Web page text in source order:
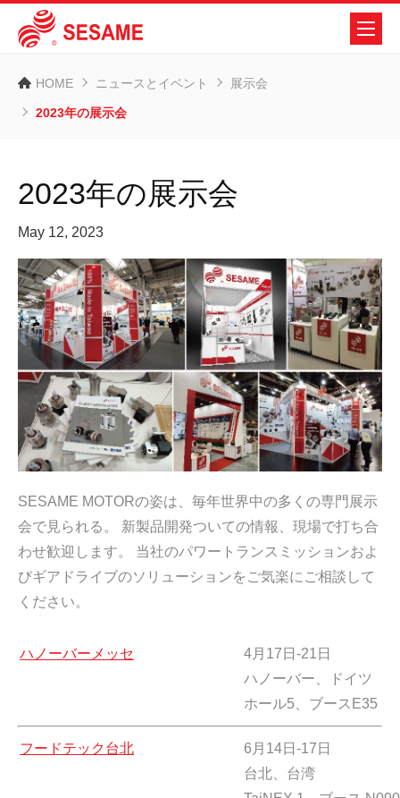
HOME ニュースとイベント 展示会
2023年の展示会
2023年の展示会
May 12, 2023
SESAME MOTORの姿は、毎年世界中の多くの専門展示
会で見られる。 新製品開発ついての情報、現場で打ち合
わせ歓迎します。 当社のパワートランスミッションおよ
びギアドライブのソリューションをご気楽にご相談して
ください。
ハノーバーメッセ
4月17日-21日
ハノーバー、ドイツ
ホール5、ブースE35
フードテック台北
6月14日-17日
台北、台湾